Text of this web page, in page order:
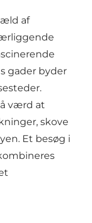
af
gader byder
værd at
skove
Et besøg i